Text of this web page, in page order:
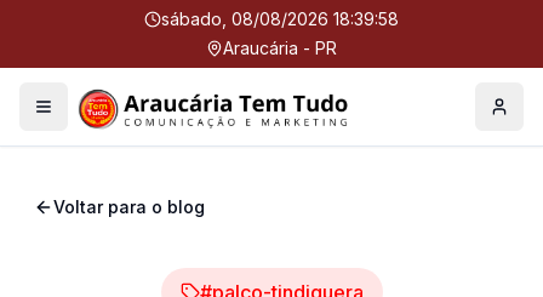
sábado, 08/08/2026 18:39:58
Araucária - PR
Menu Perfil
Voltar para o blog
#palco-tindiquera